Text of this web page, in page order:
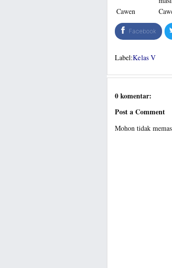
Cawen
Facebook
Label:Kelas V
0 komentar:
Post a Comment
Mohon tidak